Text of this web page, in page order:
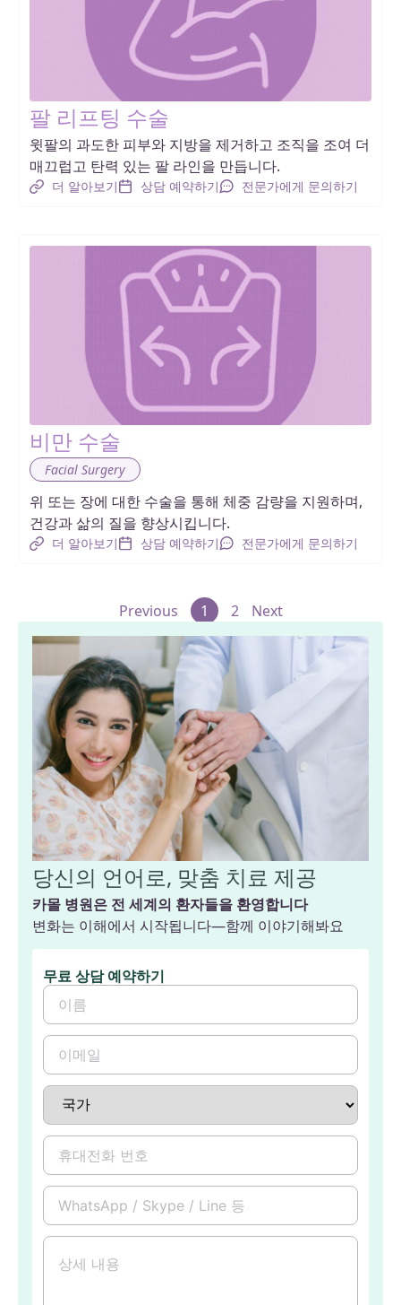
팔 리프팅 수술
윗팔의 과도한 피부와 지방을 제거하고 조직을 조여 더
매끄럽고 탄력 있는 팔 라인을 만듭니다.
더 알아보기 상담 예약하기 전문가에게 문의하기
비만 수술
Facial Surgery
위 또는 장에 대한 수술을 통해 체중 감량을 지원하며,
건강과 삶의 질을 향상시킵니다.
더 알아보기 상담 예약하기 전문가에게 문의하기
Previous 1 2 Next
당신의 언어로, 맞춤 치료 제공
카몰 병원은 전 세계의 환자들을 환영합니다
변화는 이해에서 시작됩니다—함께 이야기해봐요
무료 상담 예약하기